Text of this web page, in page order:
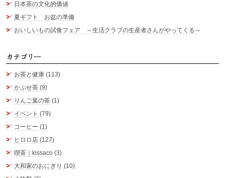
日本茶の文化的価値
夏ギフト お盆の準備
おいしいもの試食フェア ～生活クラブの生産者さんがやってくる～
お茶と健康 (113)
かぶせ茶 (9)
りんご葉の茶 (1)
イベント (79)
コーヒー (1)
ヒロロ店 (127)
喫茶｜kissaco (3)
大和家のおにぎり (10)